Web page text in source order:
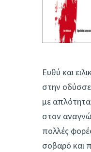
Ευθύ και
στην
με
στον
πολλές
σοβαρό και